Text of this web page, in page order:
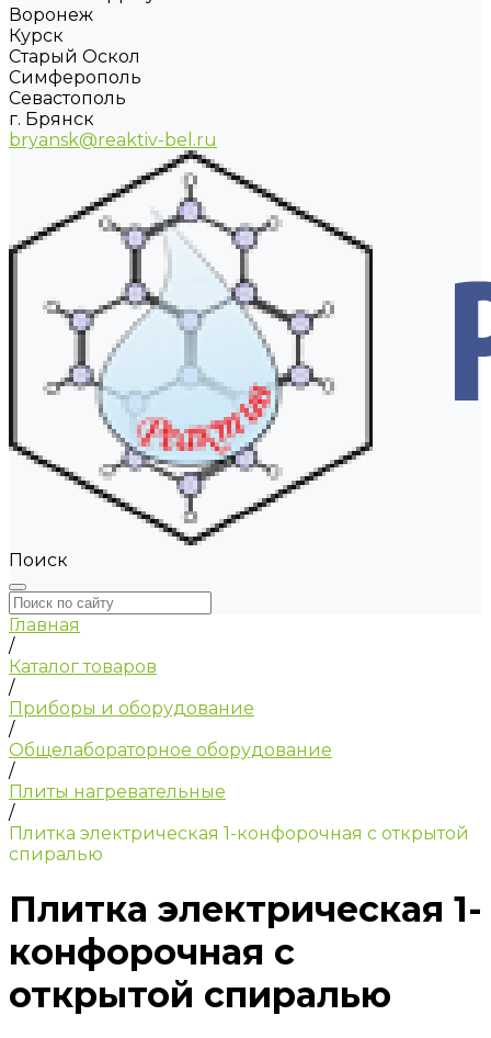
Воронеж
Курск
Старый Оскол
Симферополь
Севастополь
г. Брянск
bryansk@reaktiv-bel.ru
Поиск
Главная
/
Каталог товаров
/
Приборы и оборудование
/
Общелабораторное оборудование
/
Плиты нагревательные
/
Плитка электрическая 1-конфорочная с открытой
спиралью
Плитка электрическая 1-
конфорочная с
открытой спиралью